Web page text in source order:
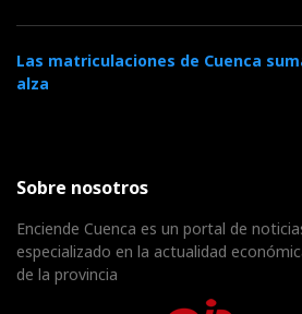
Las matriculaciones de Cuenca
alza
Sobre nosotros
Enciende Cuenca es un portal de
especializado en la actualidad
de la provincia